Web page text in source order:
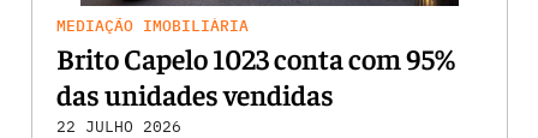
MEDIAÇÃO IMOBILIÁRIA
Brito Capelo 1023 conta com 95%
das unidades vendidas
22 JULHO 2026